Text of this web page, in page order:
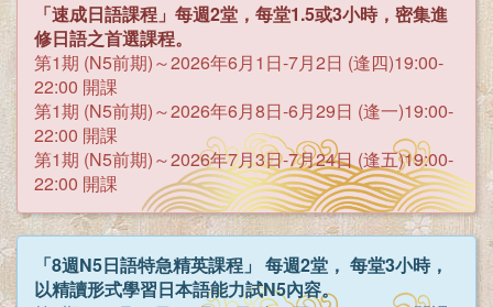
「速成日語課程」每週2堂，每堂1.5或3小時，密集進
修日語之首選課程。
第1期 (N5前期)～2026年6月1日-7月2日 (逢四)19:00-
22:00 開課
第1期 (N5前期)～2026年6月8日-6月29日 (逢一)19:00-
22:00 開課
第1期 (N5前期)～2026年7月3日-7月24日 (逢五)19:00-
22:00 開課
「8週N5日語特急精英課程」 每週2堂， 每堂3小時，
以精讀形式學習日本語能力試N5內容。